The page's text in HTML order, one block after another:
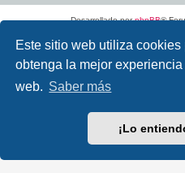
Este sitio web utiliza
obtenga la mejor
web. Saber más
¡Lo
Desarrollado porphpBB®
Privacidad|